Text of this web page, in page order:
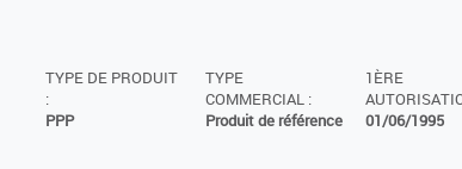
TYPE DE PRODUIT
:
PPP
TYPE
COMMERCIAL :
Produit de référence
1ÈRE
01/06/1995